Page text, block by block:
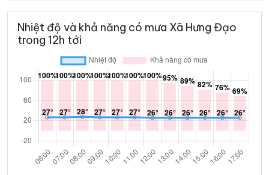
Nhiệt độ và khả năng có mưa Xã Hưng Đạo
trong 12h tới